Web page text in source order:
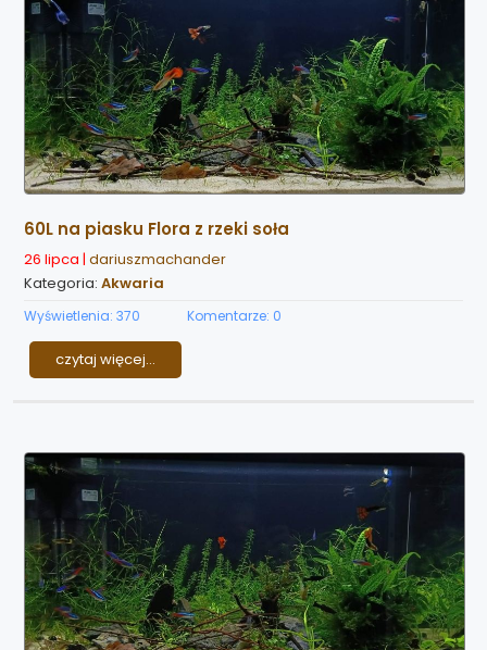
60L na piasku Flora z rzeki soła
26 lipca | dariuszmachander
Kategoria: Akwaria
Wyświetlenia: 370 Komentarze: 0
czytaj więcej...